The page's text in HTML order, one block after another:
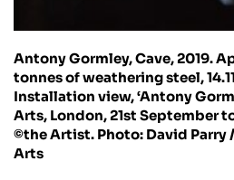
Antony Gormley, Cave, 2019.
tonnes of weathering steel,
Installation view, ‘Antony
Arts, London, 21st September
©the Artist. Photo: David Parry
Arts